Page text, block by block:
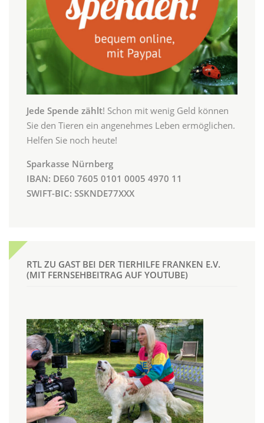
Jede Spende zählt! Schon mit wenig Geld können
Sie den Tieren ein angenehmes Leben ermöglichen.
Helfen Sie noch heute!
Sparkasse Nürnberg
IBAN: DE60 7605 0101 0005 4970 11
SWIFT-BIC: SSKNDE77XXX
RTL ZU GAST BEI DER TIERHILFE FRANKEN E.V.
(MIT FERNSEHBEITRAG AUF YOUTUBE)